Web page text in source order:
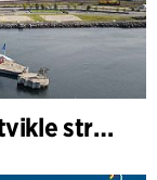
C.F. Møller Architects skal utvikle strategien for Knutepunkt Larvik og indre havn